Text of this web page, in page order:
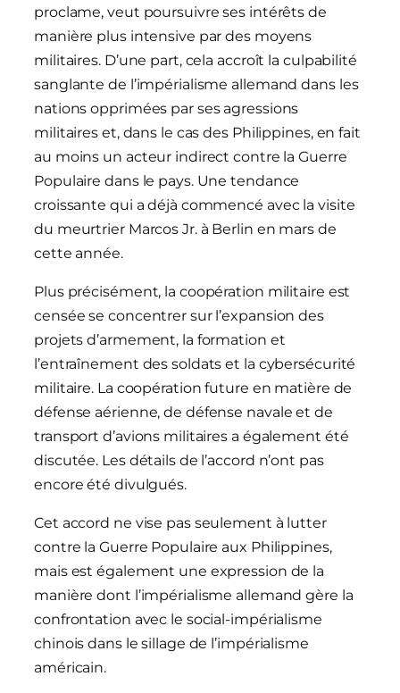
proclame, veut poursuivre ses intérêts de
manière plus intensive par des moyens
militaires. D’une part, cela accroît la culpabilité
sanglante de l’impérialisme allemand dans les
nations opprimées par ses agressions
militaires et, dans le cas des Philippines, en fait
au moins un acteur indirect contre la Guerre
Populaire dans le pays. Une tendance
croissante qui a déjà commencé avec la visite
du meurtrier Marcos Jr. à Berlin en mars de
cette année.
Plus précisément, la coopération militaire est
censée se concentrer sur l’expansion des
projets d’armement, la formation et
l’entraînement des soldats et la cybersécurité
militaire. La coopération future en matière de
défense aérienne, de défense navale et de
transport d’avions militaires a également été
discutée. Les détails de l’accord n’ont pas
encore été divulgués.
Cet accord ne vise pas seulement à lutter
contre la Guerre Populaire aux Philippines,
mais est également une expression de la
manière dont l’impérialisme allemand gère la
confrontation avec le social-impérialisme
chinois dans le sillage de l’impérialisme
américain.